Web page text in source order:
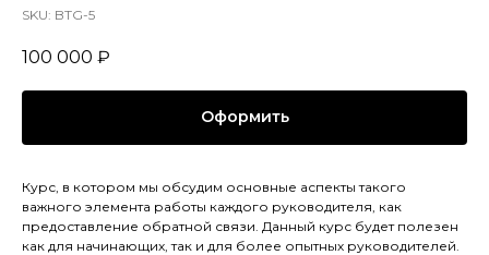
SKU: BTG-5
100 000 ₽
Оформить
Курс, в котором мы обсудим основные аспекты такого
важного элемента работы каждого руководителя, как
предоставление обратной связи. Данный курс будет полезен
как для начинающих, так и для более опытных руководителей.